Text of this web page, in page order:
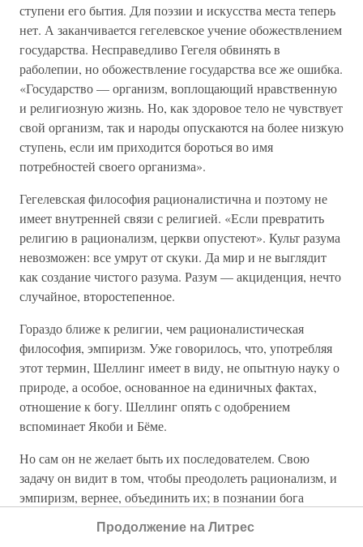
ступени его бытия. Для поэзии и искусства места теперь
нет. А заканчивается гегелевское учение обожествлением
государства. Несправедливо Гегеля обвинять в
раболепии, но обожествление государства все же ошибка.
«Государство — организм, воплощающий нравственную
и религиозную жизнь. Но, как здоровое тело не чувствует
свой организм, так и народы опускаются на более низкую
ступень, если им приходится бороться во имя
потребностей своего организма».
Гегелевская философия рационалистична и поэтому не
имеет внутренней связи с религией. «Если превратить
религию в рационализм, церкви опустеют». Культ разума
невозможен: все умрут от скуки. Да мир и не выглядит
как создание чистого разума. Разум — акциденция, нечто
случайное, второстепенное.
Гораздо ближе к религии, чем рационалистическая
философия, эмпиризм. Уже говорилось, что, употребляя
этот термин, Шеллинг имеет в виду, не опытную науку о
природе, а особое, основанное на единичных фактах,
отношение к богу. Шеллинг опять с одобрением
вспоминает Якоби и Бёме.
Но сам он не желает быть их последователем. Свою
задачу он видит в том, чтобы преодолеть рационализм, и
эмпиризм, вернее, объединить их; в познании бога
Продолжение на Литрес